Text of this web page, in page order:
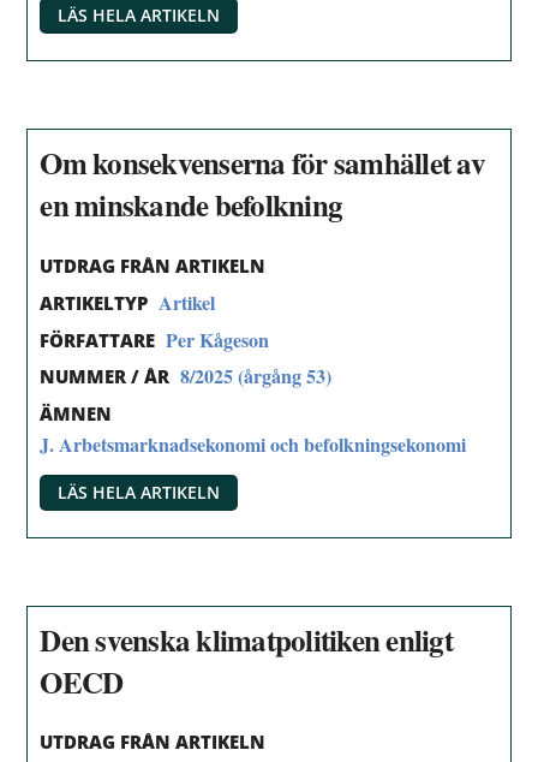
LÄS HELA ARTIKELN
Om konsekvenserna för samhället av
en minskande befolkning
UTDRAG FRÅN ARTIKELN
ARTIKELTYP Artikel
FÖRFATTARE Per Kågeson
NUMMER / ÅR 8/2025 (årgång 53)
ÄMNEN
J. Arbetsmarknadsekonomi och befolkningsekonomi
LÄS HELA ARTIKELN
Den svenska klimatpolitiken enligt
OECD
UTDRAG FRÅN ARTIKELN